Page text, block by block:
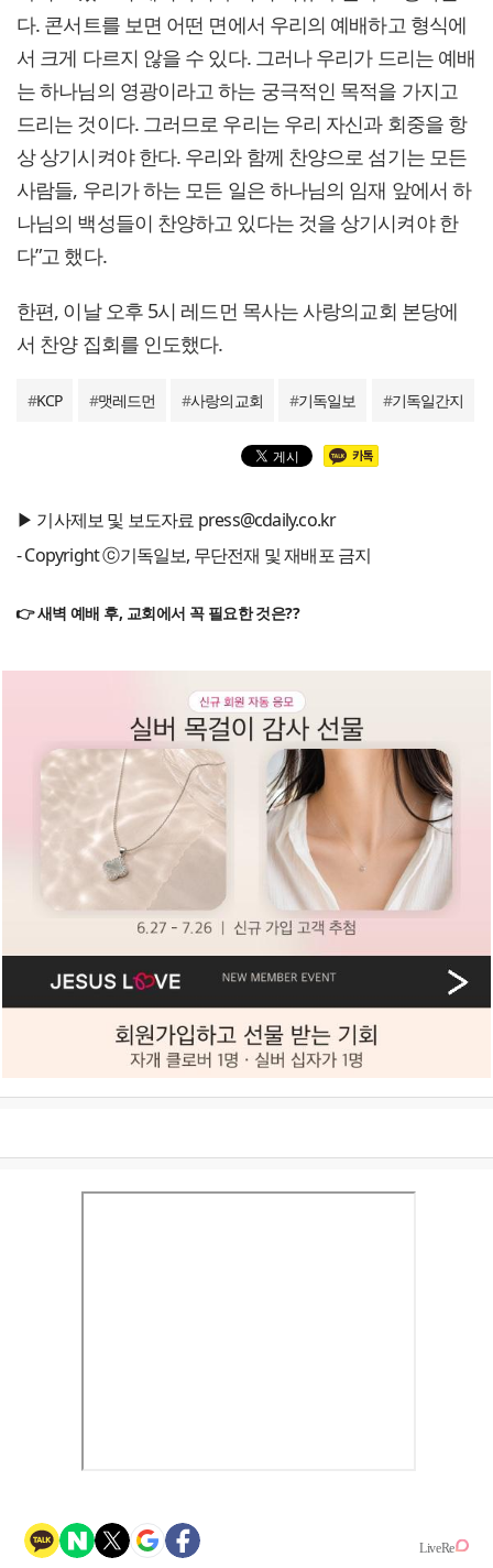
다. 콘서트를 보면 어떤 면에서 우리의 예배하고 형식에
서 크게 다르지 않을 수 있다. 그러나 우리가 드리는 예배
는 하나님의 영광이라고 하는 궁극적인 목적을 가지고
드리는 것이다. 그러므로 우리는 우리 자신과 회중을 항
상 상기시켜야 한다. 우리와 함께 찬양으로 섬기는 모든
사람들, 우리가 하는 모든 일은 하나님의 임재 앞에서 하
나님의 백성들이 찬양하고 있다는 것을 상기시켜야 한
다”고 했다.
한편, 이날 오후 5시 레드먼 목사는 사랑의교회 본당에
서 찬양 집회를 인도했다.
#KCP #맷레드먼 #사랑의교회 #기독일보 #기독일간지
▶ 기사제보 및 보도자료 press@cdaily.co.kr
- Copyright ⓒ기독일보, 무단전재 및 재배포 금지
👉 새벽 예배 후, 교회에서 꼭 필요한 것은??